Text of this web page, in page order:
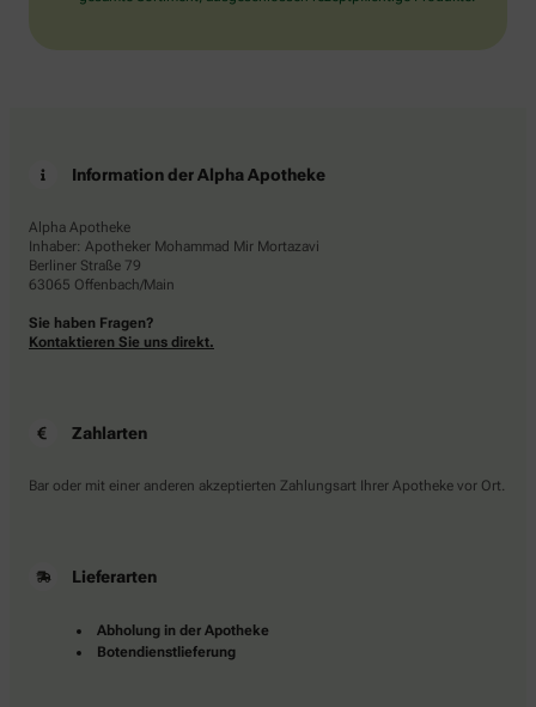
Information der Alpha Apotheke
Alpha Apotheke
Inhaber: Apotheker Mohammad Mir Mortazavi
Berliner Straße 79
63065 Offenbach/Main
Sie haben Fragen?
Kontaktieren Sie uns direkt.
Zahlarten
Bar oder mit einer anderen akzeptierten Zahlungsart Ihrer Apotheke vor Ort.
Lieferarten
Abholung in der Apotheke
Botendienstlieferung